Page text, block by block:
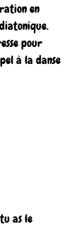
en
pour
à la danse
as le